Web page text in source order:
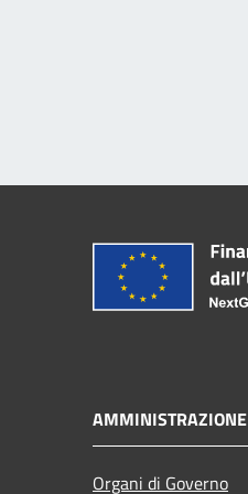
AMMINISTRAZIONE
Organi di Governo